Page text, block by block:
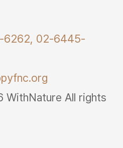
02-6445-
WithNature All rights